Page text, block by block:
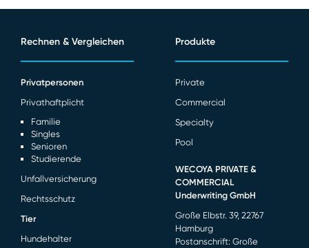
Rechnen & Vergleichen
Privatpersonen
Privathaftplicht
Familie
Singles
Senioren
Studierende
Unfallversicherung
Rechtsschutz
Tier
Hundehalter
Produkte
Private
Commercial
Specialty
Pool
WECOYA PRIVATE &
COMMERCIAL
Underwriting GmbH
Große Elbstr. 39, 22767
Hamburg
Postanschrift: Große